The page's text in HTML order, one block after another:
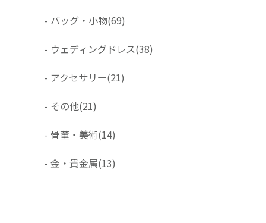
- バッグ・小物(69)
- ウェディングドレス(38)
- アクセサリー(21)
- その他(21)
- 骨董・美術(14)
- 金・貴金属(13)